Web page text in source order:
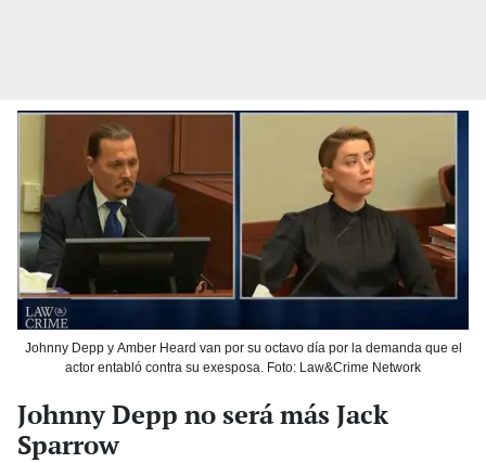
Johnny Depp y Amber Heard van por su octavo día por la demanda que el
actor entabló contra su exesposa. Foto: Law&Crime Network
Johnny Depp no será más Jack
Sparrow